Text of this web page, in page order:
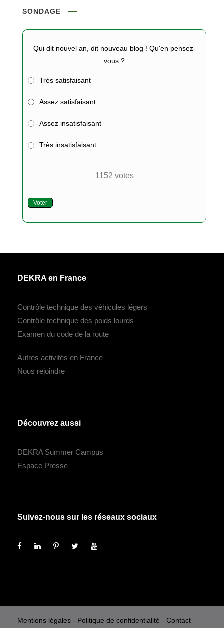
SONDAGE
Qui dit nouvel an, dit nouveau blog ! Qu'en pensez-
vous ?
Très satisfaisant
Assez satisfaisant
Assez insatisfaisant
Très insatisfaisant
1152 votes
Voter
DEKRA en France
Contrôle technique des véhicules légers
Contrôle technique des poids lourds
Examen du code de la route
Autres activités en France
Nous rejoindre
Découvrez aussi
DEKRA Summer Campus
Espace Presse
Suivez-nous sur les réseaux sociaux
Mentions légales - Politique de confidentialité - Contact